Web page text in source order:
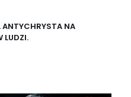
ANTYCHRYSTA NA
LUDZI.